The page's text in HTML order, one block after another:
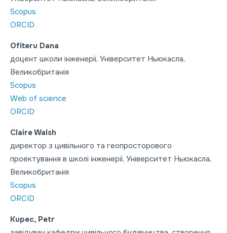
Scopus
ORCID
Ofiteru Dana
доцент школи інженерії, Університет Ньюкасла,
Великобританія
Scopus
Web of science
ORCID
Claire Walsh
директор з цивільного та геопросторового
проектування в школі інженерії, Університет Ньюкасла,
Великобританія
Scopus
ORCID
Kupec, Petr